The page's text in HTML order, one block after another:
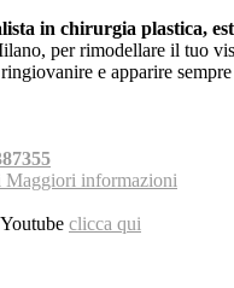
in chirurgia plastica,
per rimodellare il tuo
e apparire
Maggiori informazioni
clicca qui